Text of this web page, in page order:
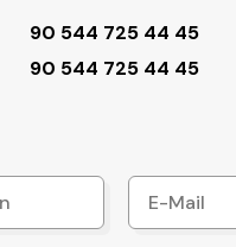
90 544 725 44 45
90 544 725 44 45